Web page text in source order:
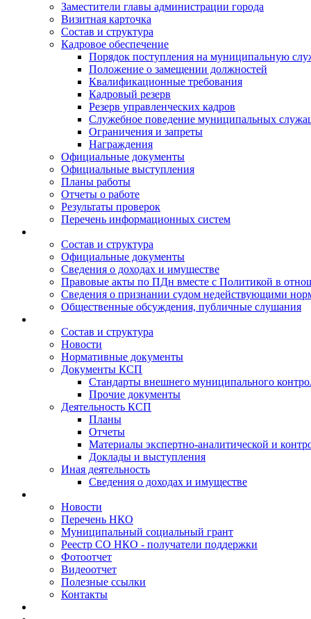
Заместители главы администрации города
Визитная карточка
Состав и структура
Кадровое обеспечение
Порядок поступления на муниципальную
Положение о замещении должностей
Квалификационные требования
Кадровый резерв
Резерв управленческих кадров
Служебное поведение муниципальных
Ограничения и запреты
Награждения
Официальные документы
Официальные выступления
Планы работы
Отчеты о работе
Результаты проверок
Перечень информационных систем
Состав и структура
Официальные документы
Сведения о доходах и имуществе
Правовые акты по ПДн вместе с Политикой в
Сведения о признании судом недействующими
Общественные обсуждения, публичные слушания
Состав и структура
Новости
Нормативные документы
Документы КСП
Стандарты внешнего муниципального
Прочие документы
Деятельность КСП
Планы
Отчеты
Материалы экспертно-аналитической и
Доклады и выступления
Иная деятельность
Сведения о доходах и имуществе
Новости
Перечень НКО
Муниципальный социальный грант
Реестр СО НКО - получатели поддержки
Фотоотчет
Видеоотчет
Полезные ссылки
Контакты